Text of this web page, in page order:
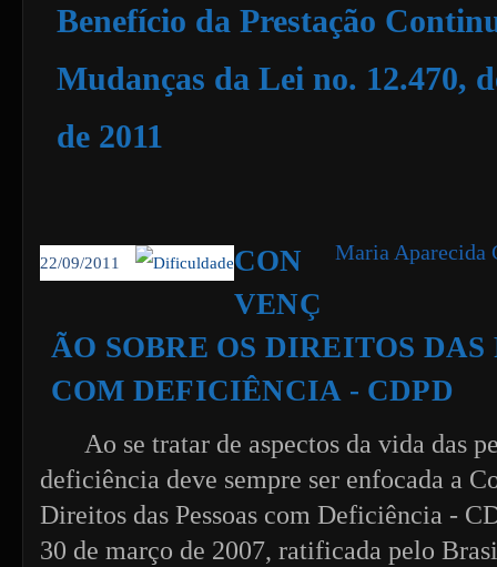
Benefício da Prestação
Mudanças da Lei no. 12.470,
de 2011
Maria Aparecida
22/09/2011
CON
VENÇ
ÃO SOBRE OS DIREITOS DAS
COM DEFICIÊNCIA - CDPD
Ao se tratar de aspectos da vida das
deficiência deve sempre ser enfocada a
Direitos das Pessoas com Deficiência -
30 de março de 2007, ratificada pelo